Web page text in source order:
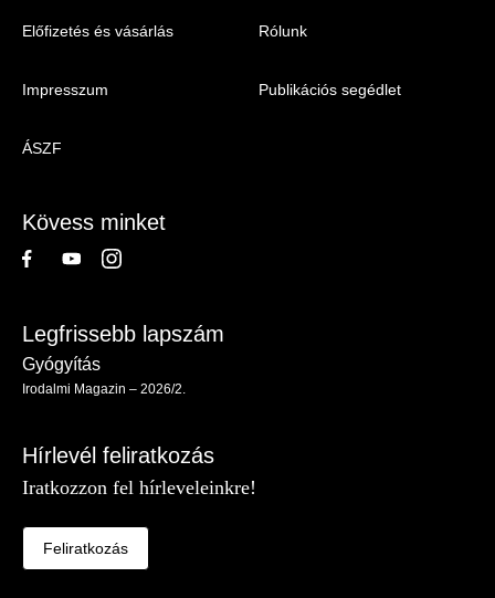
Menu
Irodalmi
Előfizetés és vásárlás
Impresszum
ÁSZF
Rólunk
Publikációs segédlet
Kövess minket
Legfrissebb lapszám
Gyógyítás
Irodalmi Magazin – 2026/2.
Hírlevél feliratkozás
Iratkozzon fel hírleveleinkre!
Feliratkozás